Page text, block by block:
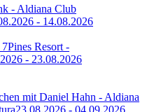
- Aldiana Club
- 14.08.2026
Resort -
- 23.08.2026
mit Daniel Hahn - Aldiana
23.08.2026 - 04.09.2026